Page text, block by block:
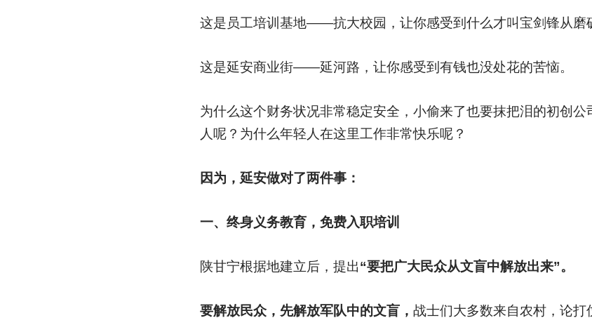
这是员工培训基地——抗大校园，让你感受到什么才叫宝剑锋从磨
这是延安商业街——延河路，让你感受到有钱也没处花的苦恼。
为什么这个财务状况非常稳定安全，小偷来了也要抹把泪的初创公
人呢？为什么年轻人在这里工作非常快乐呢？
因为，延安做对了两件事：
一、终身义务教育，免费入职培训
陕甘宁根据地建立后，提出“要把广大民众从文盲中解放出来”。
要解放民众，先解放军队中的文盲， 战士们大多数来自农村，论打